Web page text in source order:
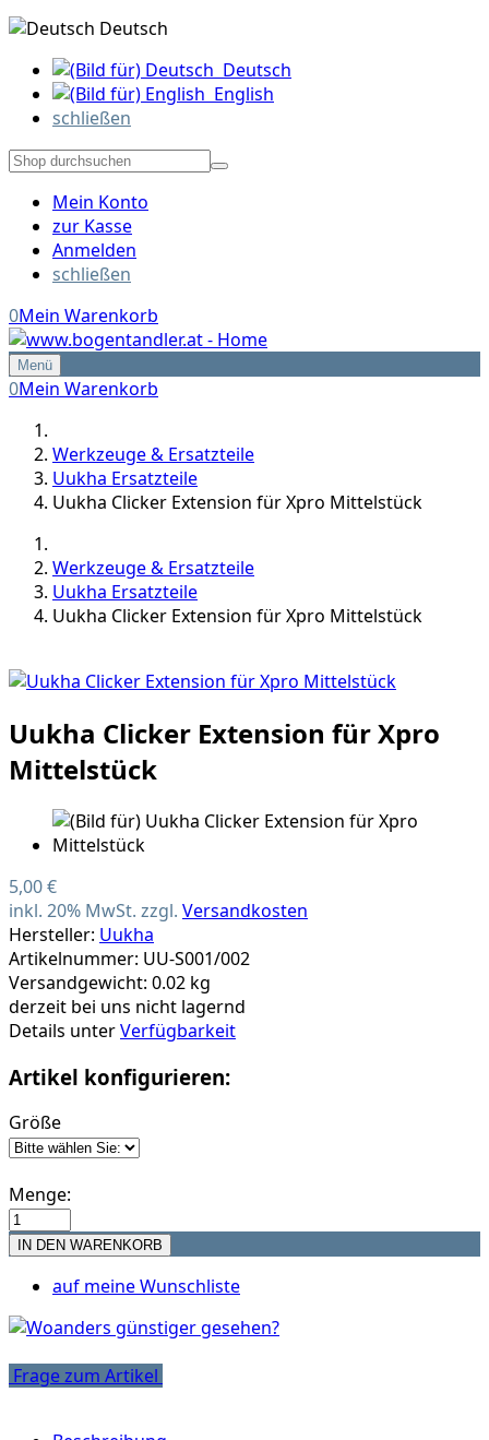
Deutsch
Deutsch
English
schließen
Mein Konto
zur Kasse
Anmelden
schließen
0Mein Warenkorb
Menü
0Mein Warenkorb
Werkzeuge & Ersatzteile
Uukha Ersatzteile
Uukha Clicker Extension für Xpro Mittelstück
Werkzeuge & Ersatzteile
Uukha Ersatzteile
Uukha Clicker Extension für Xpro Mittelstück
Uukha Clicker Extension für Xpro
Mittelstück
5,00 €
inkl. 20% MwSt. zzgl. Versandkosten
Hersteller: Uukha
Artikelnummer: UU-S001/002
Versandgewicht: 0.02 kg
derzeit bei uns nicht lagernd
Details unterVerfügbarkeit
Artikel konfigurieren:
Größe
Menge:
auf meine Wunschliste
Frage zum Artikel